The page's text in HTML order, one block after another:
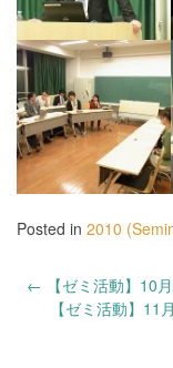
Posted in 2010
Post
navigation
← 【ゼミ活動】10
【ゼミ活動】11